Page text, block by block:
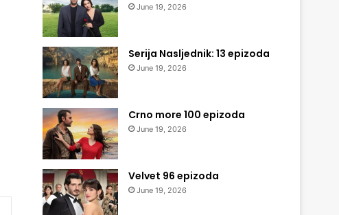
June 19, 2026
Serija Nasljednik: 13 epizoda
June 19, 2026
Crno more 100 epizoda
June 19, 2026
Velvet 96 epizoda
June 19, 2026